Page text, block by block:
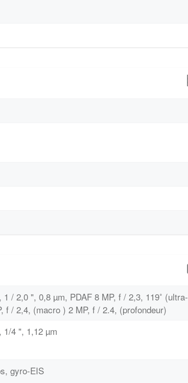
/ 2,0 ", 0,8 µm, PDAF 8 MP, f / 2,3, 119˚ (ultra-
f / 2,4, (macro ) 2 MP, f / 2.4, (profondeur)
1/4 ", 1,12 µm
gyro-EIS